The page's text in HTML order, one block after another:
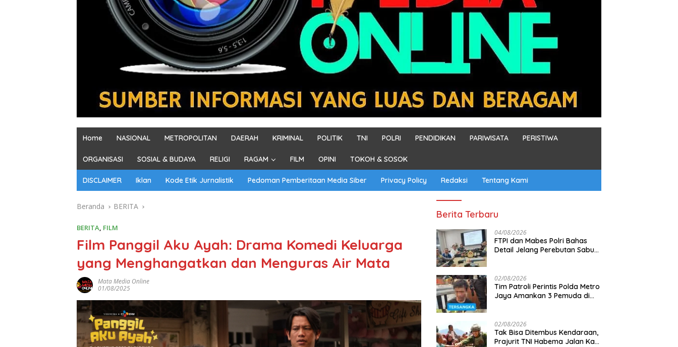
Home NASIONAL METROPOLITAN DAERAH KRIMINAL POLITIK TNI POLRI PENDIDIKAN PARIWISATA PERISTIWA
ORGANISASI SOSIAL & BUDAYA RELIGI RAGAM FILM OPINI TOKOH & SOSOK
DISCLAIMER Iklan Kode Etik Jurnalistik Pedoman Pemberitaan Media Siber Privacy Policy Redaksi Tentang Kami
Beranda BERITA
BERITA, FILM
Film Panggil Aku Ayah: Drama Komedi Keluarga
yang Menghangatkan dan Menguras Air Mata
Mata Media Online
01/08/2025
Berita Terbaru
04/08/2026
FTPI dan Mabes Polri Bahas
Detail Jelang Perebutan Sabuk
02/08/2026
Tim Patroli Perintis Polda Metro
Jaya Amankan 3 Pemuda di
Jalanan
02/08/2026
Tak Bisa Ditembus Kendaraan,
Prajurit TNI Habema Jalan Kaki